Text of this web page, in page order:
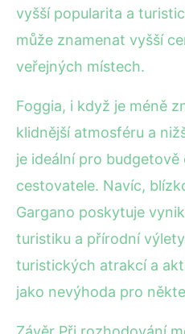
vyšší popularita a
může znamenat vyšší
veřejných místech.
Foggia, i když je méně
klidnější atmosféru a
je ideální pro
cestovatele. Navíc,
Gargano poskytuje
turistiku a přírodní
turistických atrakcí a
jako nevýhoda pro